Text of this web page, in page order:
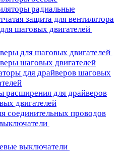
радиальные
защита для вентилятора
шаговых двигателей
для шаговых двигателей
шаговых двигателей
для драйверов шаговых
расширения для драйверов
двигателей
соединительных проводов
выключатели